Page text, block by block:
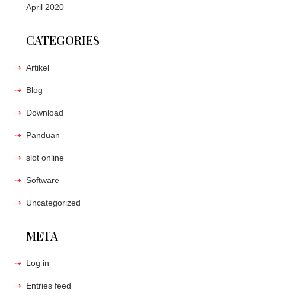
April 2020
CATEGORIES
Artikel
Blog
Download
Panduan
slot online
Software
Uncategorized
META
Log in
Entries feed